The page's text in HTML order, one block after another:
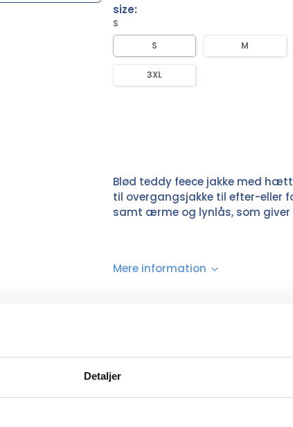
Detaljer
size:
S
S
M
3XL
Blød teddy feece jakke med
til overgangsjakke til efter-eller
samt ærme og lynlås, som
Mere information
Hvid, Oliven, Navy, Sort